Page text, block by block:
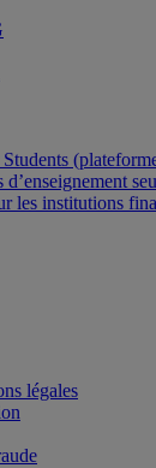
d’enseignement
les institutions
légales